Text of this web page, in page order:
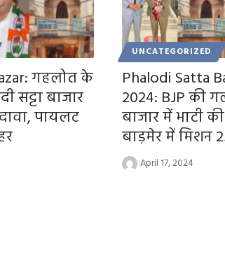
गहलोत के
सट्टा बाजार
पायलट
UNCATEGORIZED
Phalodi Satta
2024: BJP की
बाजार में भाटी
बाड़मेर में मिशन
April 17, 2024